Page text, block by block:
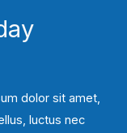
dolor sit amet,
luctus nec